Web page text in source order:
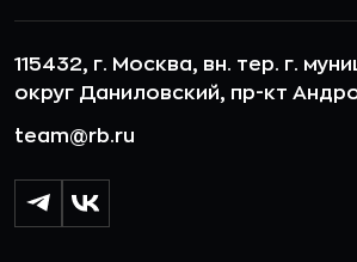
115432, г. Москва, вн. тер. г.
округ Даниловский, пр-кт
team@rb.ru